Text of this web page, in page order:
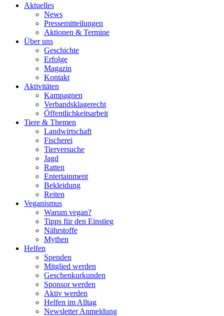
Aktuelles
News
Pressemitteilungen
Aktionen & Termine
Über uns
Geschichte
Erfolge
Magazin
Kontakt
Aktivitäten
Kampagnen
Verbandsklagerecht
Öffentlichkeitsarbeit
Tiere & Themen
Landwirtschaft
Fischerei
Tierversuche
Jagd
Ratten
Entertainment
Bekleidung
Reiten
Veganismus
Warum vegan?
Tipps für den Einstieg
Nährstoffe
Mythen
Helfen
Spenden
Mitglied werden
Geschenkurkunden
Sponsor werden
Aktiv werden
Helfen im Alltag
Newsletter Anmeldung